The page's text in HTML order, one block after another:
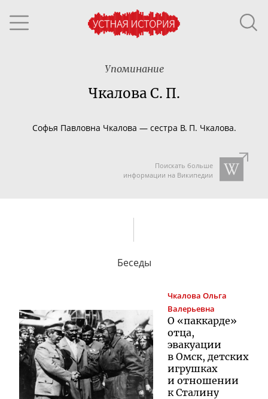
Упоминание
Чкалова С. П.
Софья Павловна Чкалова — сестра В. П. Чкалова.
Поискать больше
информации на Википедии
Беседы
Чкалова Ольга
Валерьевна
О «паккарде»
отца,
эвакуации
в Омск, детских
игрушках
и отношении
к Сталину